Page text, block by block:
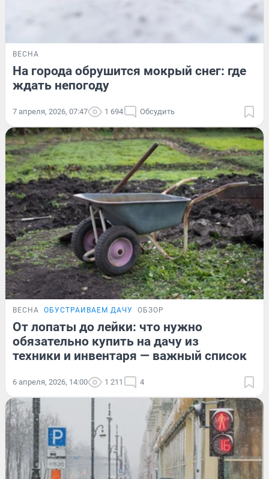
ВЕСНА
На города обрушится мокрый снег: где
ждать непогоду
7 апреля, 2026, 07:47 1 694 Обсудить
ВЕСНА ОБУСТРАИВАЕМ ДАЧУ ОБЗОР
От лопаты до лейки: что нужно
обязательно купить на дачу из
техники и инвентаря — важный список
6 апреля, 2026, 14:00 1 211 4